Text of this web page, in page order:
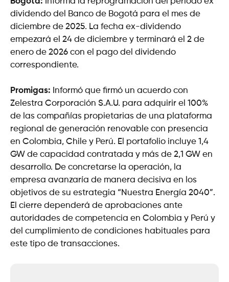
dividendo del Banco de Bogotá para el mes de
diciembre de 2025. La fecha ex-dividendo
empezará el 24 de diciembre y terminará el 2 de
enero de 2026 con el pago del dividendo
correspondiente.
Promigas: Informó que firmó un acuerdo con
Zelestra Corporación S.A.U. para adquirir el 100%
de las compañías propietarias de una plataforma
regional de generación renovable con presencia
en Colombia, Chile y Perú. El portafolio incluye 1,4
GW de capacidad contratada y más de 2,1 GW en
desarrollo. De concretarse la operación, la
empresa avanzaría de manera decisiva en los
objetivos de su estrategia “Nuestra Energía 2040”.
El cierre dependerá de aprobaciones ante
autoridades de competencia en Colombia y Perú y
del cumplimiento de condiciones habituales para
este tipo de transacciones.